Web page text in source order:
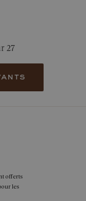
27
offerts
les